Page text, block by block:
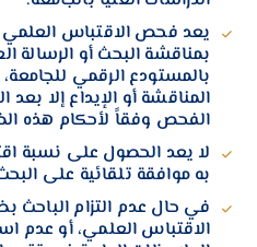
يعد فحص الاقتباس العلمي
بمناقشة البحث أو الرسالة
بالمستودع الرقمي
المناقشة أو الإيداع إلا
الفحص وفقاً لأحكام هذه
لا يعد الحصول على نسبة
به موافقة تلقائية على
في حال عدم التزام
الاقتباس العلمي، أو عدم